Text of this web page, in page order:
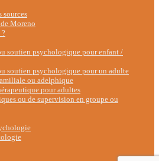
sources
Moreno
?
soutien psychologique pour enfant /
soutien psychologique pour un adulte
ou adelphique
pour adultes
ou de supervision en groupe ou